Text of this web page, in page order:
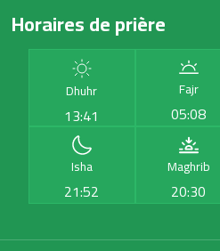
Horaires de prière
Dhuhr
13:41
Fajr
05:08
Isha
21:52
Maghrib
20:30